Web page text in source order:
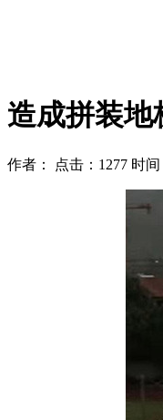
造成拼装地
作者： 点击：1277 时间